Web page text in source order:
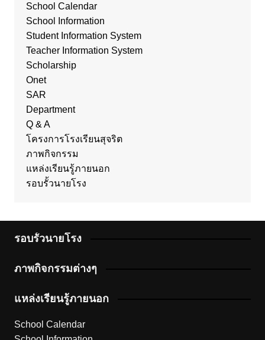
School Calendar
School Information
Student Information System
Teacher Information System
Scholarship
Onet
SAR
Department
Q & A
โครงการโรงเรียนสุจริต
ภาพกิจกรรม
แหล่งเรียนรู้ภายนอก
รอบรั้วนายโรง
รอบรั้วนายโรง
ภาพกิจกรรมต่างๆ
แหล่งเรียนรู้ภายนอก
School Calendar